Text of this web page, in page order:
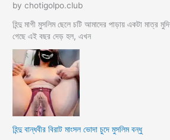
by chotigolpo.club
হিন্দু মাগী মুসলিম ছেলে চটি আমাদের পাড়ায় একটা মাত্র
গেছে এই বছর দেড় হল, এখন
হিন্দু বান্ধবীর বিরাট মাংসল ভোদা চুদে মুসলিম বন্ধু